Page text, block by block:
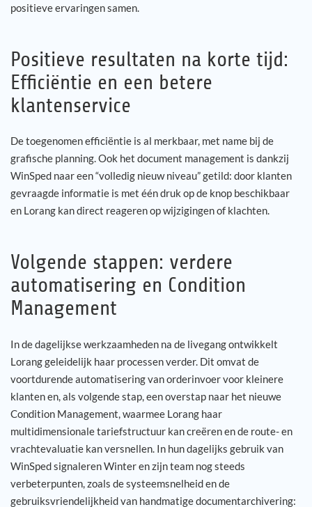
positieve ervaringen samen.
Positieve resultaten na korte tijd:
Efficiëntie en een betere
klantenservice
De toegenomen efficiëntie is al merkbaar, met name bij de
grafische planning. Ook het document management is dankzij
WinSped naar een “volledig nieuw niveau” getild: door klanten
gevraagde informatie is met één druk op de knop beschikbaar
en Lorang kan direct reageren op wijzigingen of klachten.
Volgende stappen: verdere
automatisering en Condition
Management
In de dagelijkse werkzaamheden na de livegang ontwikkelt
Lorang geleidelijk haar processen verder. Dit omvat de
voortdurende automatisering van orderinvoer voor kleinere
klanten en, als volgende stap, een overstap naar het nieuwe
Condition Management, waarmee Lorang haar
multidimensionale tariefstructuur kan creëren en de route- en
vrachtevaluatie kan versnellen. In hun dagelijks gebruik van
WinSped signaleren Winter en zijn team nog steeds
verbeterpunten, zoals de systeemsnelheid en de
gebruiksvriendelijkheid van handmatige documentarchivering: